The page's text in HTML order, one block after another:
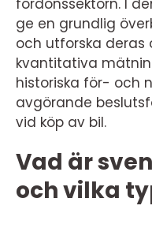
fordonssektorn. I
ge en grundlig
och utforska deras
kvantitativa
historiska för- och
avgörande
vid köp av bil.
Vad är
och vilka